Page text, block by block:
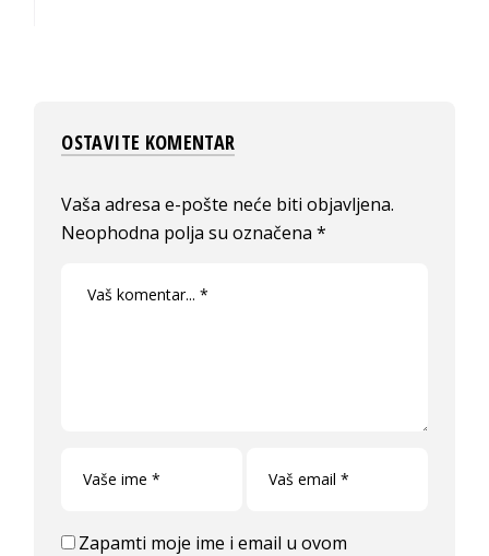
OSTAVITE KOMENTAR
Vaša adresa e-pošte neće biti objavljena.
Neophodna polja su označena*
Zapamti moje ime i email u ovom